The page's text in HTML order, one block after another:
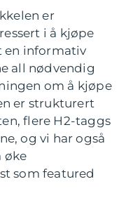
er
i å kjøpe
en informativ
all nødvendig
om å kjøpe
er strukturert
flere H2-taggs
og vi har også
øke
som featured